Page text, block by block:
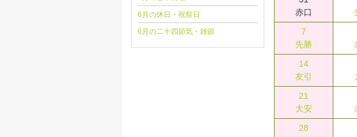
赤口
7
先勝
14
友引
21
大安
28
6月の休日・祝祭日
6月の二十四節気・雑節